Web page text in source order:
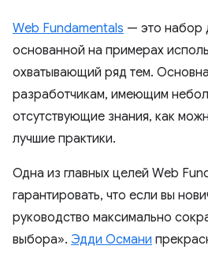
Web Fundamentals — это набор
основанной на примерах
охватывающий ряд тем.
разработчикам, имеющим
отсутствующие знания, как
лучшие практики.
Одна из главных целей Web
гарантировать, что если вы
руководство максимально
выбора». Эдди Османи